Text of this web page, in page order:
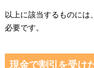
以上に該当するものに
必要です。
現金で割引を受け